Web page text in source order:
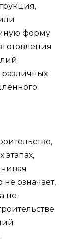
форму
этапах,
означает,
не